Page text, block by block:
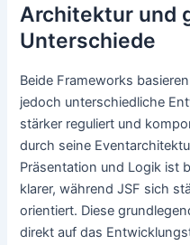
Architektur und
Unterschiede
Beide Frameworks
jedoch unterschiedliche
stärker reguliert und
durch seine
Präsentation und Logik ist
klarer, während JSF sich
orientiert. Diese
direkt auf das